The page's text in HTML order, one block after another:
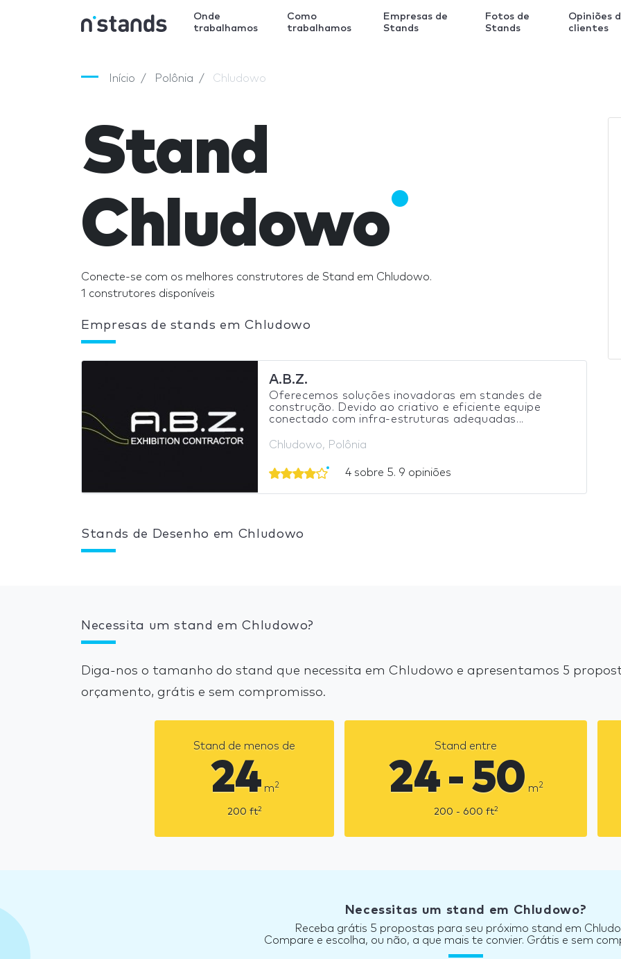
Onde
trabalhamos
Como
trabalhamos
Empresas de
Stands
Fotos de
Stands
Opiniões
clientes
Início Polônia Chludowo
Stand
Chludowo
Conecte-se com os melhores construtores de Stand em Chludowo.
1 construtores disponíveis
Empresas de stands em Chludowo
A.B.Z.
Oferecemos soluções inovadoras em standes de
construção. Devido ao criativo e eficiente equipe
conectado com infra-estruturas adequadas...
Chludowo, Polônia
4 sobre 5. 9 opiniões
Stands de Desenho em Chludowo
Necessita um stand em Chludowo?
Diga-nos o tamanho do stand que necessita em Chludowo e apresentamos 5
orçamento, grátis e sem compromisso.
Stand de menos de
24 m2
200 ft2
Stand entre
24 - 50 m2
200 - 600 ft2
Necessitas um stand em Chludowo?
Receba grátis 5 propostas para seu próximo stand em
Compare e escolha, ou não, a que mais te convier. Grátis e sem